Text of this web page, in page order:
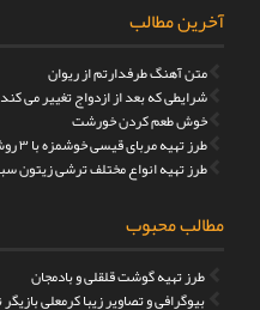
آخرین مطالب
متن آهنگ طرفدارتم از ریوان
شرایطی که بعد از ازدواج تغییر می کند
خوش طعم کردن خورشت
طرز تهیه مربای قیسی خوشمزه با ۳ روش مختلف
طرز تهیه انواع مختلف ترشی زیتون
مطالب محبوب
طرز تهیه گوشت قلقلی و بادمجان
بیوگرافی و تصاویر زیبا کرمعلی